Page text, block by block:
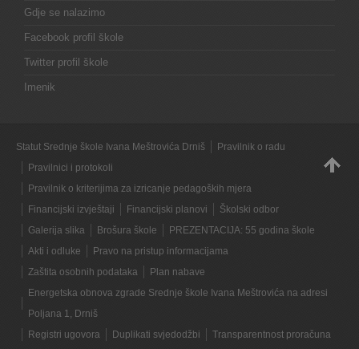
Gdje se nalazimo
Facebook profil škole
Twitter profil škole
Imenik
Statut Srednje škole Ivana Meštrovića Drniš
Pravilnik o radu
Pravilnici i protokoli
Pravilnik o kriterijima za izricanje pedagoških mjera
Financijski izvještaji
Financijski planovi
Školski odbor
Galerija slika
Brošura škole
PREZENTACIJA: 55 godina škole
Akti i odluke
Pravo na pristup informacijama
Zaštita osobnih podataka
Plan nabave
Energetska obnova zgrade Srednje škole Ivana Meštrovića na adresi
Poljana 1, Drniš
Registri ugovora
Duplikati svjedodžbi Transparentnost proračuna